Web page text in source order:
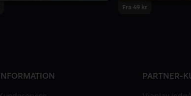
Fra 49 kr
INFORMATION PARTNER-